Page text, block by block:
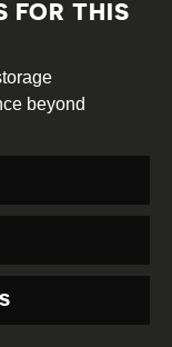
Pablo
y
Judicial de
difundiera
presunto
por abuso
un
bien la
asunto en
alguna,
FOR THIS
beyond